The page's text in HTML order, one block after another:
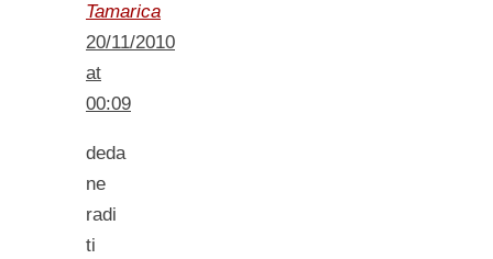
Tamarica
20/11/2010
at
00:09
deda
ne
radi
ti